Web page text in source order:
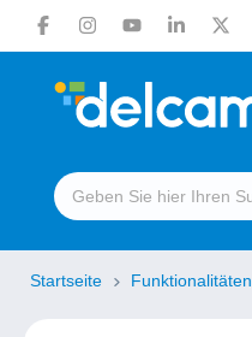
Startseite Funktionalitäten